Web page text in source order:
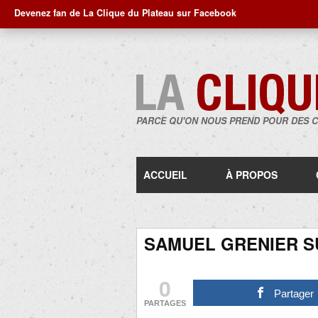
Devenez fan de La Clique du Plateau sur Facebook
PARCE QU'ON NOUS PREND POUR DES
ACCUEIL À PROPOS
SAMUEL GRENIER
0
PARTAGES
Partager